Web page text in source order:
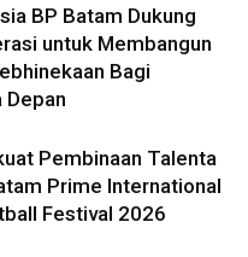
BP Batam Dukung
untuk Membangun
Bagi
Depan
Pembinaan Talenta
Prime International
Festival 2026